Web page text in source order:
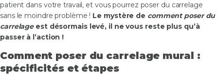
patient dans votre travail, et vous pourrez poser du carrelage
sans le moindre problème ! Le mystère de comment poser du
carrelage est désormais levé, il ne vous reste plus qu’à
passer à l’action !
Comment poser du carrelage mural :
spécificités et étapes